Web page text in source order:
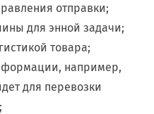
отправки;
для энной задачи;
товара;
например,
для перевозки